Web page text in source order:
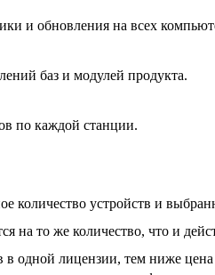
и обновления на всех
баз и модулей продукта.
по каждой станции.
количество устройств и
на то же количество, что и
в одной лицензии, тем ниже цена